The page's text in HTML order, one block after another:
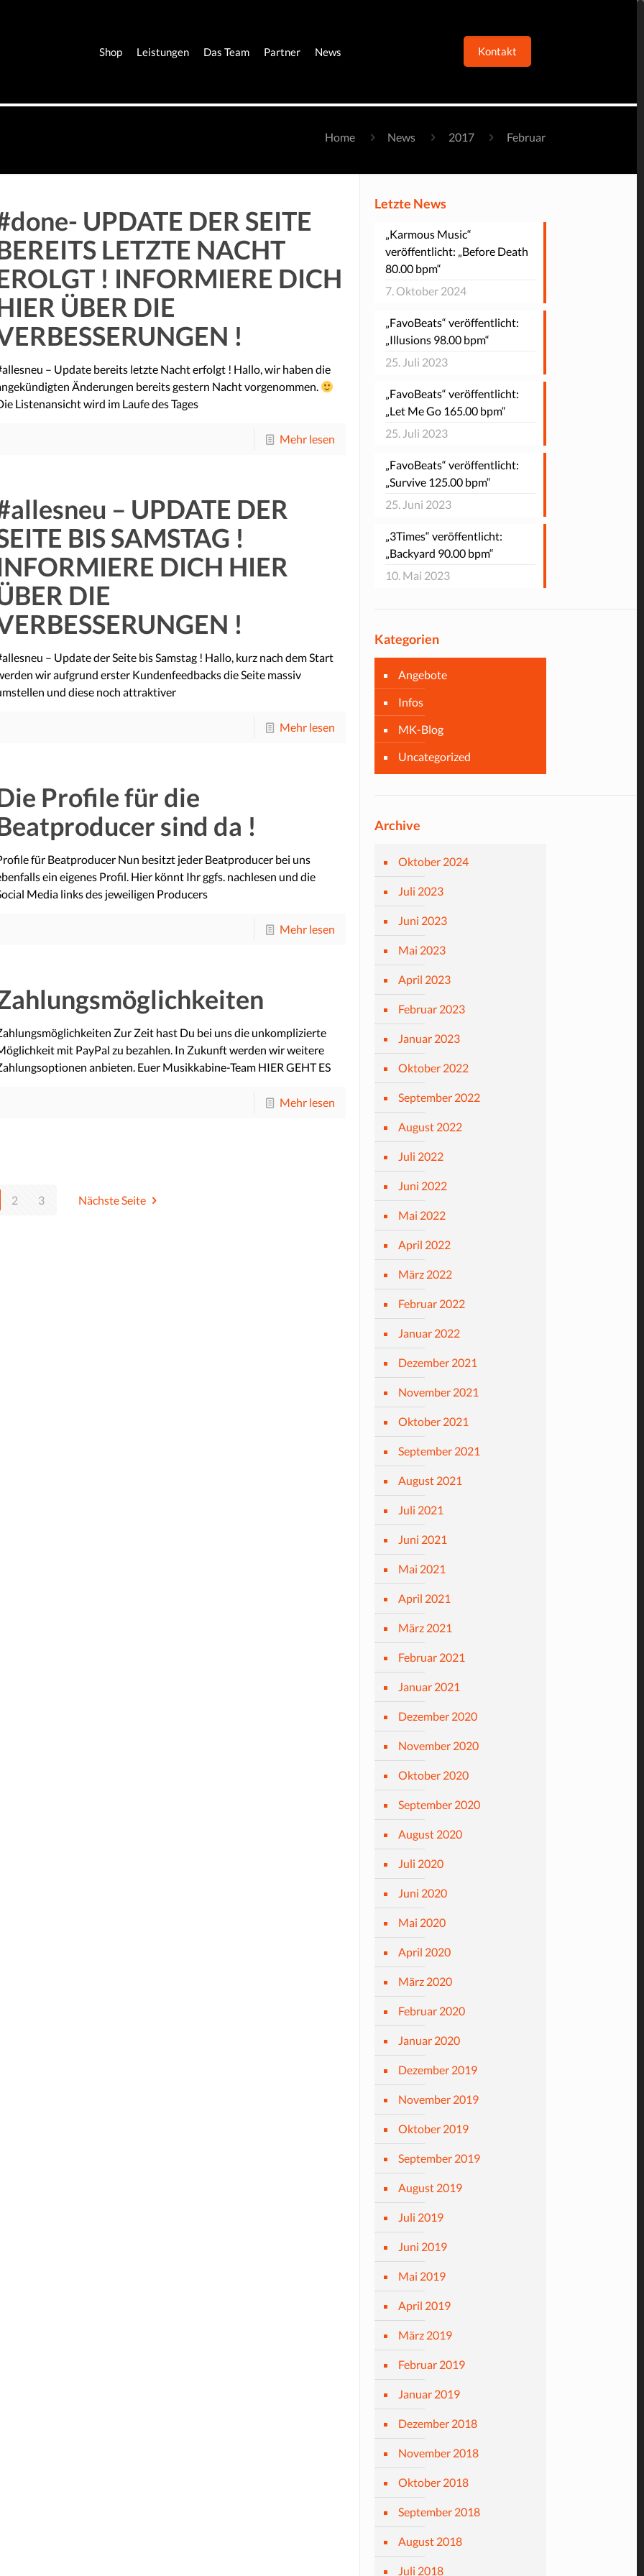
Shop Leistungen Das Team Partner News Kontakt
Home News 2017 Februar
UPDATE DER SEITE
LETZTE NACHT
! INFORMIERE DICH
ÜBER DIE
!
– Update bereits letzte Nacht erfolgt ! Hallo, wir haben die
Änderungen bereits gestern Nacht vorgenommen.
Listenansicht wird im Laufe des Tages
Mehr lesen
– UPDATE DER
BIS SAMSTAG !
DICH HIER
DIE
!
– Update der Seite bis Samstag ! Hallo, kurz nach dem Start
wir aufgrund erster Kundenfeedbacks die Seite massiv
und diese noch attraktiver
Mehr lesen
Profile für die
sind da !
für Beatproducer Nun besitzt jeder Beatproducer bei uns
ein eigenes Profil. Hier könnt Ihr ggfs. nachlesen und die
Media links des jeweiligen Producers
Mehr lesen
Zur Zeit hast Du bei uns die unkomplizierte
mit PayPal zu bezahlen. In Zukunft werden wir weitere
anbieten. Euer Musikkabine-Team HIER GEHT ES
Mehr lesen
2 3 Nächste Seite
Letzte News
„Karmous Music“
veröffentlicht: „Before Death
80.00 bpm“
7. Oktober 2024
„FavoBeats“ veröffentlicht:
„Illusions 98.00 bpm“
25. Juli 2023
„FavoBeats“ veröffentlicht:
„Let Me Go 165.00 bpm“
25. Juli 2023
„FavoBeats“ veröffentlicht:
„Survive 125.00 bpm“
25. Juni 2023
„3Times“ veröffentlicht:
„Backyard 90.00 bpm“
10. Mai 2023
Kategorien
Angebote
Infos
MK-Blog
Uncategorized
Archive
Oktober 2024
Juli 2023
Juni 2023
Mai 2023
April 2023
Februar 2023
Januar 2023
Oktober 2022
September 2022
August 2022
Juli 2022
Juni 2022
Mai 2022
April 2022
März 2022
Februar 2022
Januar 2022
Dezember 2021
November 2021
Oktober 2021
September 2021
August 2021
Juli 2021
Juni 2021
Mai 2021
April 2021
März 2021
Februar 2021
Januar 2021
Dezember 2020
November 2020
Oktober 2020
September 2020
August 2020
Juli 2020
Juni 2020
Mai 2020
April 2020
März 2020
Februar 2020
Januar 2020
Dezember 2019
November 2019
Oktober 2019
September 2019
August 2019
Juli 2019
Juni 2019
Mai 2019
April 2019
März 2019
Februar 2019
Januar 2019
Dezember 2018
November 2018
Oktober 2018
September 2018
August 2018
Juli 2018